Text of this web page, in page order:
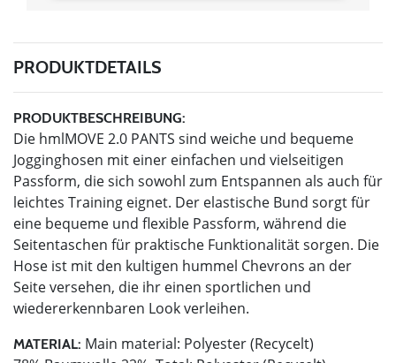
PRODUKTDETAILS
PRODUKTBESCHREIBUNG:
Die hmlMOVE 2.0 PANTS sind weiche und bequeme
Jogginghosen mit einer einfachen und vielseitigen
Passform, die sich sowohl zum Entspannen als auch für
leichtes Training eignet. Der elastische Bund sorgt für
eine bequeme und flexible Passform, während die
Seitentaschen für praktische Funktionalität sorgen. Die
Hose ist mit den kultigen hummel Chevrons an der
Seite versehen, die ihr einen sportlichen und
wiedererkennbaren Look verleihen.
MATERIAL: Main material: Polyester (Recycelt)